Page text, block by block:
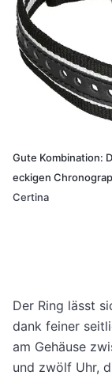
Gute Kombination:
eckigen
Certina
Der Ring lässt
dank feiner
am Gehäuse
und zwölf Uhr,